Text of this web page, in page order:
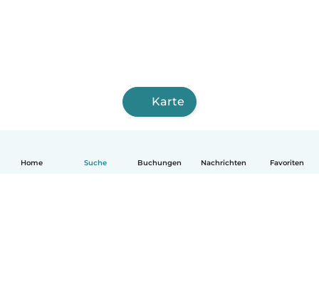
Home Suche Buchungen Nachrichten Favoriten
Karte